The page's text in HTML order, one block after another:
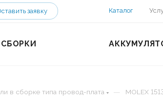
заявку Каталог
в сборке типа провод-плата — MOLEX